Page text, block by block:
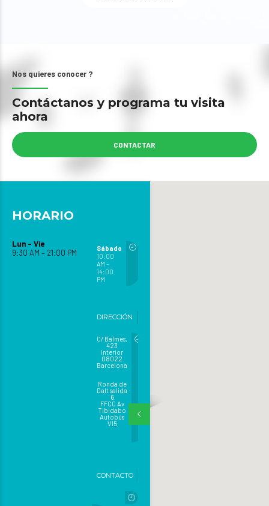
Nos quieres conocer ?
Contáctanos y programa tu visita
ahora
CONTACTAR
HORARIO
Lun – Vie
9:30 AM – 21:00 PM
Sábado
10:00
AM –
14:00
PM
DIRECCIÓN
C/ Balmes,
423
Interior
08022
Barcelona
Ronda de
Dalt salida
6
FFCC Av
Tibidabo
Autobús
V15
CONTACTO